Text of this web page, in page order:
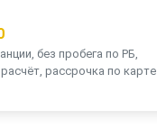
без пробега по РБ,
рассрочка по карте